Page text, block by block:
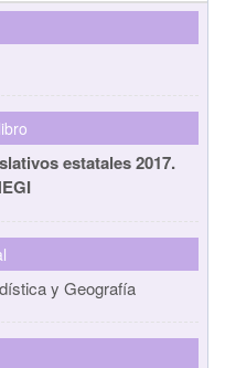
estatales 2017.
y Geografía